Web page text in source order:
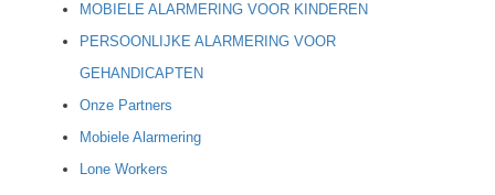
MOBIELE ALARMERING VOOR KINDEREN
PERSOONLIJKE ALARMERING VOOR
GEHANDICAPTEN
Onze Partners
Mobiele Alarmering
Lone Workers